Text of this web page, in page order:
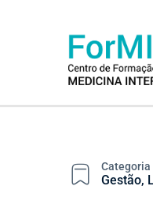
Categoria
Gestão,